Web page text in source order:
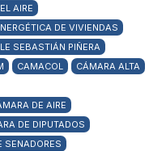
AIRE
DE VIVIENDAS
SEBASTIÁN PIÑERA
CAMACOL
CÁMARA ALTA
DE AIRE
DE DIPUTADOS
SENADORES